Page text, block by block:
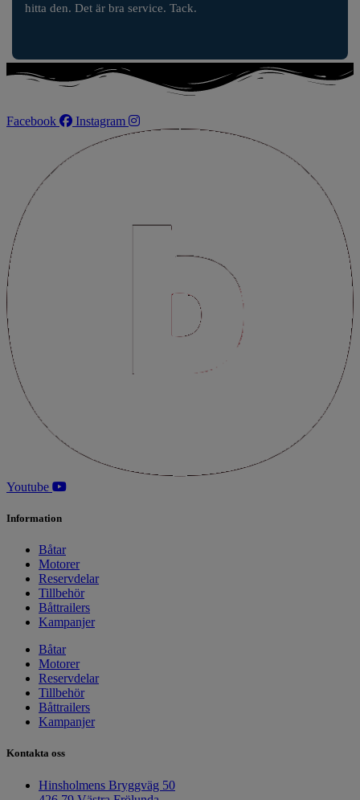
hitta den. Det är bra service. Tack.
Facebook Instagram
Youtube
Information
Båtar
Motorer
Reservdelar
Tillbehör
Båttrailers
Kampanjer
Båtar
Motorer
Reservdelar
Tillbehör
Båttrailers
Kampanjer
Kontakta oss
Hinsholmens Bryggväg 50